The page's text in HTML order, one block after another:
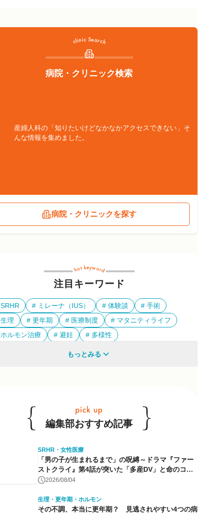
病院・クリニック検索
産婦人科の「知りたいけどなかなかアクセスできない」そ
んな情報を集めました。
病院・クリニックを探す
注目キーワード
SRHR ミレーナ（IUS） 体験談
手術
生理
更年期 医療制度
マタニティライフ
ホルモン治療
避妊 多様性
もっとみる
編集部おすすめ記事
SRHR・女性医療
「男の子が生まれるまで」の呪縛～ドラマ『ファー
ストクライ』第4話が突いた「多産DV」と命のコン
トロール～
2026/08/04
生理・更年期・ホルモン
その不調、本当に更年期？ 見逃されやすい4つの病